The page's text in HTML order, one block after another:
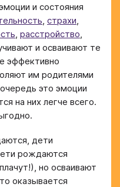
и состояния
страхи
расстройство
и осваивают те
эффективно
им родителями
это эмоции
на них легче всего.
дети
рождаются
но осваивают
оказывается